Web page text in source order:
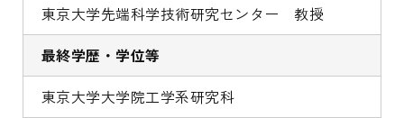
東京大学先端科学技術研究センター 教授
最終学歴・学位等
東京大学大学院工学系研究科